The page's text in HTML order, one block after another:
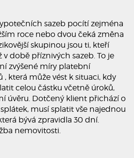
sazeb pocítí zejména
roce nebo dvou čeká změna
skupinou jsou ti, kteří
v době příznivých sazeb. To je
zvýšené míry platební
která může vést k situaci, kdy
celou částku včetně úroků,
úvěru. Dotčený klient přichází o
musí splatit vše najednou
bývá zpravidla 30 dní.
nemovitosti.